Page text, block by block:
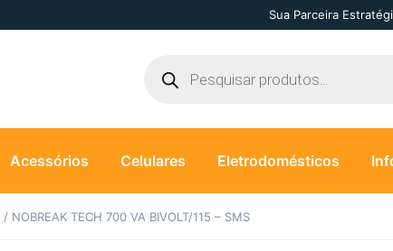
Sua Parceira
Acessórios Celulares Eletrodomésticos
/ NOBREAK TECH 700 VA BIVOLT/115 – SMS